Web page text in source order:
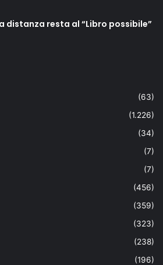
distanza resta al “Libro possibile”
(63)
(1.226)
(34)
(7)
(7)
(456)
(359)
(323)
(238)
(196)